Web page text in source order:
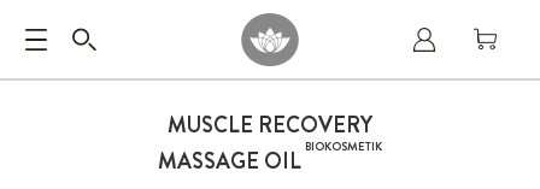
MUSCLE RECOVERY
MASSAGE OILBIOKOSMETIK